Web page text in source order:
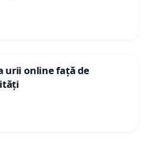
urii online față de